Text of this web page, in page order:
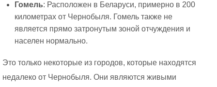
Гомель: Расположен в Беларуси, примерно в 200
километрах от Чернобыля. Гомель также не
является прямо затронутым зоной отчуждения и
населен нормально.
Это только некоторые из городов, которые находятся
недалеко от Чернобыля. Они являются живыми